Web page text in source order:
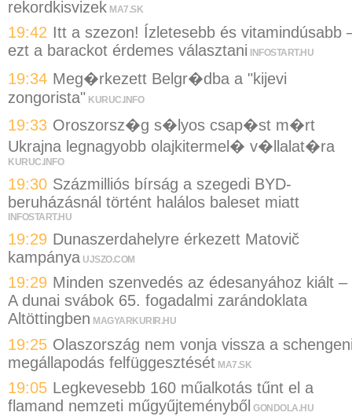
rekordkisvizek MA7.SK
19:42 Itt a szezon! Ízletesebb és vitamindúsabb
ezt a barackot érdemes választani
INFOSTART.HU
19:34 Meg�rkezett Belgr�dba a "kijevi
zongorista" KURUC.INFO
19:33 Oroszorsz�g s�lyos csap�st m�rt
Ukrajna legnagyobb olajkitermel� v�llalat�ra
KURUC.INFO
19:30 Százmilliós bírság a szegedi BYD-
beruházásnál történt halálos baleset miatt
INFOSTART.HU
19:29 Dunaszerdahelyre érkezett Matovič
kampánya UJSZO.COM
19:29 Minden szenvedés az édesanyához kiált –
A dunai svábok 65. fogadalmi zarándoklata
Altöttingben MAGYARKURIR.HU
19:25 Olaszország nem vonja vissza a
megállapodás felfüggesztését MA7.SK
19:05 Legkevesebb 160 műalkotás tűnt el a
flamand nemzeti műgyűjteményből GONDOLA.HU